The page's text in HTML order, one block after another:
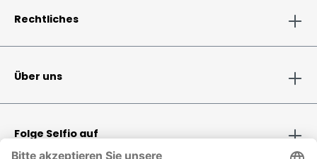
Rechtliches
Über uns
Folge Selfio auf